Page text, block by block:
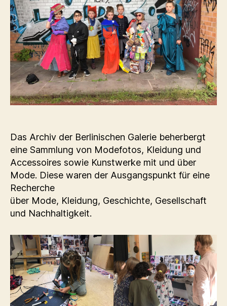
Das Archiv der Berlinischen Galerie beherbergt
eine Sammlung von Modefotos, Kleidung und
Accessoires sowie Kunstwerke mit und über
Mode. Diese waren der Ausgangspunkt für eine
Recherche
über Mode, Kleidung, Geschichte, Gesellschaft
und Nachhaltigkeit.